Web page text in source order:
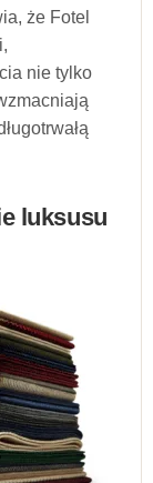
że Fotel
nie tylko
luksusu